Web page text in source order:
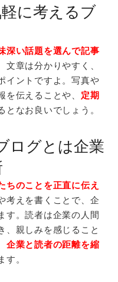
に考えるブ
深い話題を選んで記事
文章は分かりやすく、
イントですよ。写真や
伝えることや、 定期
となお良いでしょう。
ログとは企業
ちのことを正直に伝え
考えを書くことで、企
す。読者は企業の人間
、親しみを感じること
企業と読者の距離を縮
す。